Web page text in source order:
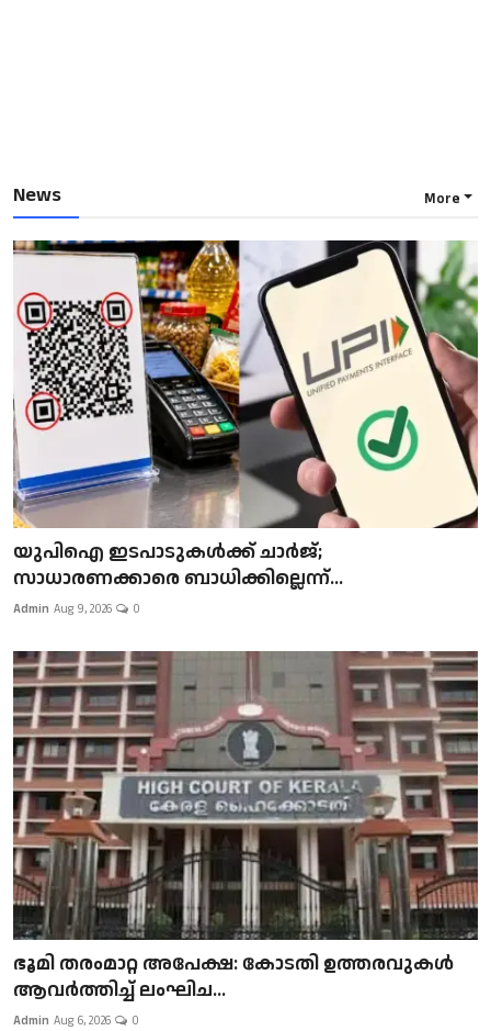
News More
യുപിഐ ഇടപാടുകൾക്ക് ചാർജ്;
സാധാരണക്കാരെ ബാധിക്കില്ലെന്ന്...
Admin Aug 9, 2026 0
ഭൂമി തരംമാറ്റ അപേക്ഷ: കോടതി ഉത്തരവുകൾ
ആവർത്തിച്ച് ലംഘിച...
Admin Aug 6, 2026 0